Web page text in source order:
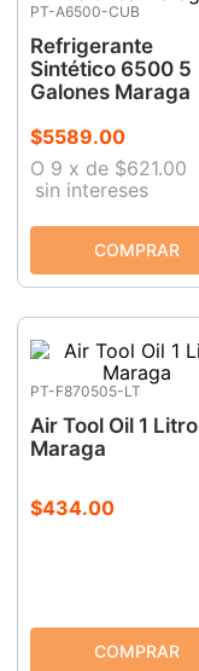
PT-A6500-CUB
Refrigerante
Sintético 6500 5
Galones Maraga
$5589.00
O 9 x de $621.00
sin intereses
PT-F870505-LT
Air Tool Oil 1 Litro
Maraga
$434.00